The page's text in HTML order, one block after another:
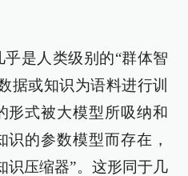
是人类级别的“群体智
据或知识为语料进行训
形式被大模型所吸纳和
的参数模型而存在，
识压缩器”。这形同于几